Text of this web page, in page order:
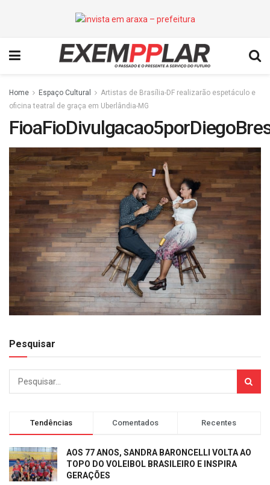
Home Espaço Cultural
Artistas de Brasília-DF realizarão espetáculo e
oficina teatral de graça em Uberlândia-MG
Pesquisar
Tendências Comentados Recentes
AOS 77 ANOS, SANDRA BARONCELLI VOLTA AO
TOPO DO VOLEIBOL BRASILEIRO E INSPIRA
GERAÇÕES